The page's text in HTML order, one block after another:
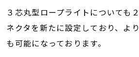
３芯丸型ロープライトについても
ネクタを新たに設定しており、よ
も可能になっております。